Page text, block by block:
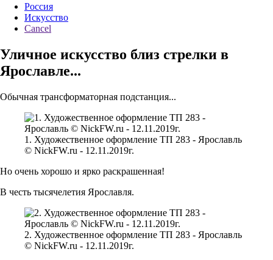
Россия
Искусство
Cancel
Уличное искусство близ стрелки в
Ярославле...
Обычная трансформаторная подстанция...
1. Художественное оформление ТП 283 - Ярославль
© NickFW.ru - 12.11.2019г.
Но очень хорошо и ярко раскрашенная!
В честь тысячелетия Ярославля.
2. Художественное оформление ТП 283 - Ярославль
© NickFW.ru - 12.11.2019г.